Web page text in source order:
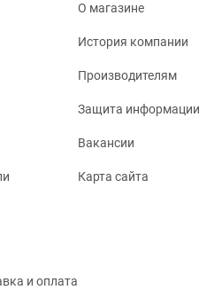
О магазине
История компании
Производителям
Защита информации
Вакансии
Карта сайта
и оплата